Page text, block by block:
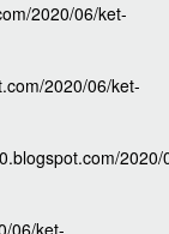
2020/06/ket-
2020/06/ket-
2020/